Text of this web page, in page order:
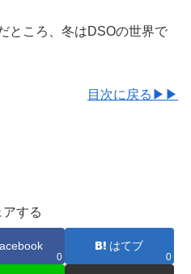
ところ、冬はDSOの世界で
目次に戻る▶▶
アする
0
はてブ
0